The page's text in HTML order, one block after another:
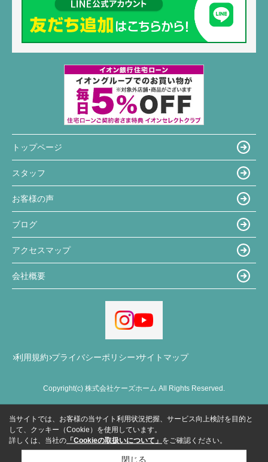
トップページ
スタッフ
お客様の声
ブログ
アクセスマップ
会社概要
利用規約 プライバシーポリシー サイトマップ
Copyright(c) 株式会社ケーズホーム All Rights Reserved.
当サイトでは、お客様の当サイト利用状況把握、サービス向上検討を目的と
して、クッキー（Cookie）を使用しています。
詳しくは、当社の 「Cookieの取扱いについて」 をご確認ください。
閉じる